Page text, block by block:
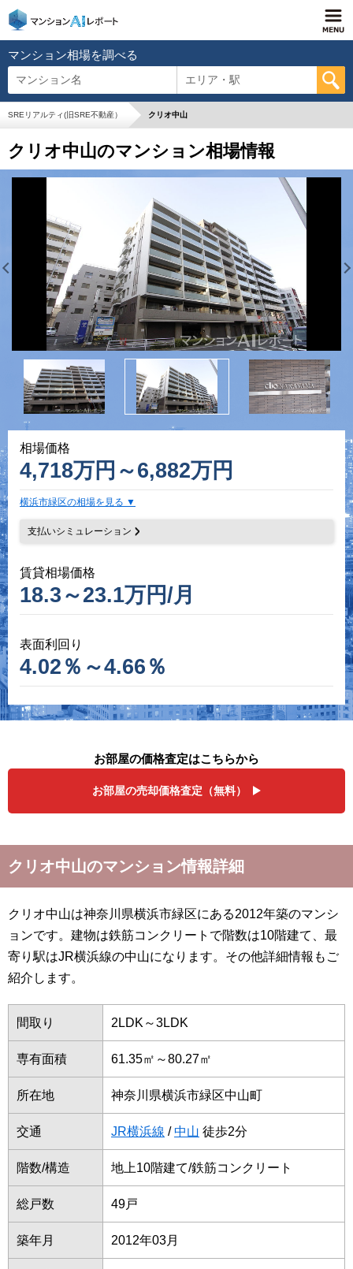
マンション相場を調べる
マンション名 エリア・駅
SREリアルティ(旧SRE不動産） クリオ中山
クリオ中山のマンション相場情報
相場価格
4,718万円～6,882万円
横浜市緑区の相場を見る
支払いシミュレーション
賃貸相場価格
18.3～23.1万円/月
表面利回り
4.02％～4.66％
お部屋の価格査定はこちらから
お部屋の売却価格査定（無料）
クリオ中山のマンション情報詳細
クリオ中山は神奈川県横浜市緑区にある2012年築のマンシ
ョンです。建物は鉄筋コンクリートで階数は10階建て、最
寄り駅はJR横浜線の中山になります。その他詳細情報もご
紹介します。
間取り 2LDK～3LDK
専有面積 61.35㎡～80.27㎡
所在地 神奈川県横浜市緑区中山町
交通 JR横浜線 /中山 徒歩2分
階数/構造 地上10階建て/鉄筋コンクリート
総戸数 49戸
築年月 2012年03月